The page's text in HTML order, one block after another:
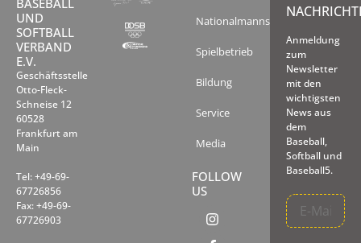
UND
SOFTBALL
VERBAND
E.V.
Geschäftsstelle
Otto-Fleck-
Schneise 12
60528
Frankfurt am
Main
Tel: +49-69-
67726856
Fax: +49-69-
67726903
Nationalmannschaften
Spielbetrieb
Bildung
Service
Media
FOLLOW
US
Anmeldung
zum
Newsletter
mit den
wichtigsten
News aus
dem
Baseball,
Softball und
Baseball5.